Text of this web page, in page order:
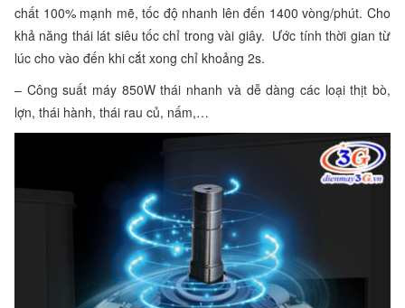
chất 100% mạnh mẽ, tốc độ nhanh lên đến 1400 vòng/phút. Cho
khả năng thái lát siêu tốc chỉ trong vài giây. Ước tính thời gian từ
lúc cho vào đến khi cắt xong chỉ khoảng 2s.
– Công suất máy 850W thái nhanh và dễ dàng các loại thịt bò,
lợn, thái hành, thái rau củ, nấm,…